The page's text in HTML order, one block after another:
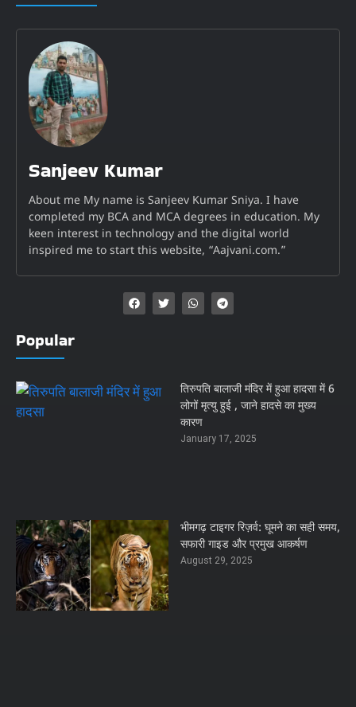
Sanjeev Kumar
About me My name is Sanjeev Kumar Sniya. I have
completed my BCA and MCA degrees in education. My
keen interest in technology and the digital world
inspired me to start this website, “Aajvani.com.”
Popular
तिरुपति बालाजी मंदिर में हुआ हादसा में 6
लोगों मृत्यु हुई , जाने हादसे का मुख्य
कारण
January 17, 2025
भीमगढ़ टाइगर रिज़र्व: घूमने का सही समय,
सफारी गाइड और प्रमुख आकर्षण
August 29, 2025